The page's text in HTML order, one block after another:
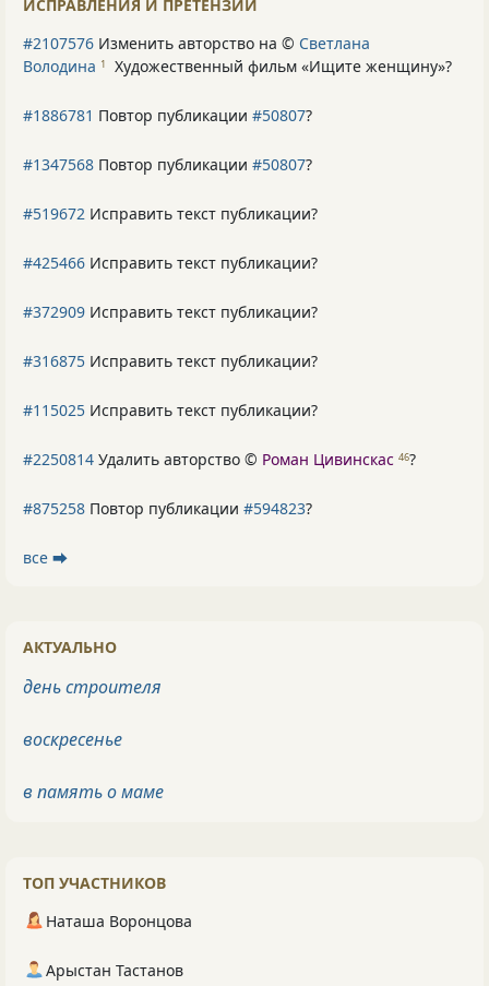
ИСПРАВЛЕНИЯ И ПРЕТЕНЗИИ
#2107576 Изменить авторство на © Светлана
Володина 1 Художественный фильм «Ищите женщину»?
#1886781 Повтор публикации #50807?
#1347568 Повтор публикации #50807?
#519672 Исправить текст публикации?
#425466 Исправить текст публикации?
#372909 Исправить текст публикации?
#316875 Исправить текст публикации?
#115025 Исправить текст публикации?
#2250814 Удалить авторство © Роман Цивинскас 46?
#875258 Повтор публикации #594823?
все ⮕
АКТУАЛЬНО
день строителя
воскресенье
в память о маме
ТОП УЧАСТНИКОВ
Наташа Воронцова
Арыстан Тастанов